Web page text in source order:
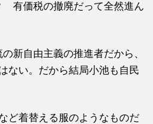
有価税の撤廃だって全然進ん
新自由主義の推進者だから、
ない。だから結局小池も自民
ど着替える服のようなものだ